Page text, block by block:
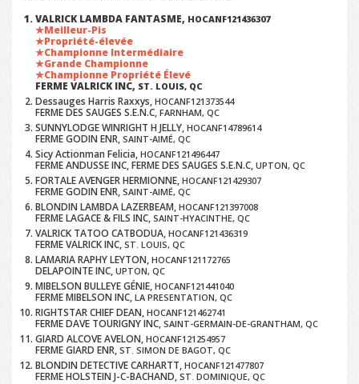
VALRICK LAMBDA FANTASME, HOCANF121436307
Meilleur-Pis
Propriété-élevée
Championne Intermédiaire
Grande Championne
Championne Propriété Élevé
FERME VALRICK INC, ST. LOUIS, QC
Dessauges Harris Raxxys,HOCANF121373544
FERME DES SAUGES S.E.N.C,FARNHAM, QC
SUNNYLODGE WINRIGHT H JELLY,HOCANF14789614
FERME GODIN ENR,SAINT-AIMÉ, QC
Sicy Actionman Felicia,HOCANF121496447
FERME ANDUSSE INC, FERME DES SAUGES S.E.N.C,UPTON, QC
FORTALE AVENGER HERMIONNE,HOCANF121429307
FERME GODIN ENR,SAINT-AIMÉ, QC
BLONDIN LAMBDA LAZERBEAM,HOCANF121397008
FERME LAGACE & FILS INC,SAINT-HYACINTHE, QC
VALRICK TATOO CATBODUA,HOCANF121436319
FERME VALRICK INC,ST. LOUIS, QC
LAMARIA RAPHY LEYTON,HOCANF121172765
DELAPOINTE INC,UPTON, QC
MIBELSON BULLEYE GÉNIE,HOCANF121441040
FERME MIBELSON INC,LA PRESENTATION, QC
RIGHTSTAR CHIEF DEAN,HOCANF121462741
FERME DAVE TOURIGNY INC,SAINT-GERMAIN-DE-GRANTHAM, QC
GIARD ALCOVE AVELON,HOCANF121254957
FERME GIARD ENR,ST. SIMON DE BAGOT, QC
BLONDIN DETECTIVE CARHARTT,HOCANF121477807
FERME HOLSTEIN J-C-BACHAND,ST. DOMINIQUE, QC